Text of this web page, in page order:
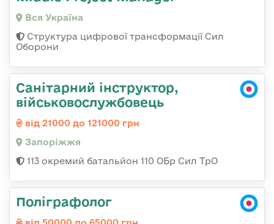
Вся Україна
Структура цифрової трансформації Сил
Оборони
Санітарний інструктор,
військовослужбовець
від 21000 до 121000 грн
Запоріжжя
113 окремий батальйон 110 ОБр Сил ТрО
Поліграфолог